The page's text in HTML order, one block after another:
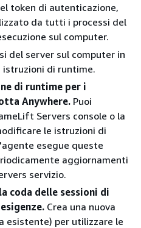
token di autenticazione,
da tutti i processi del
sul computer.
del server sul computer in
istruzioni di runtime.
di runtime per i
Anywhere. Puoi
Servers console o la
le istruzioni di
esegue queste
aggiornamenti
servizio.
coda delle sessioni di
Crea una nuova
esistente) per utilizzare le